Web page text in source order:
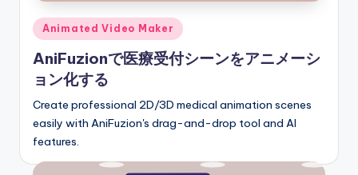
e
n
d
u
s
Posted
in
Animated Video Maker
AniFuzionで医療受付シーンをアニメーシ
ョン化する
Create professional 2D/3D medical animation scenes
easily with AniFuzion's drag-and-drop tool and AI
features.